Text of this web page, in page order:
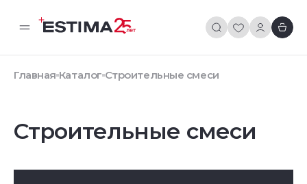
Главная Каталог Строительные смеси
Строительные смеси